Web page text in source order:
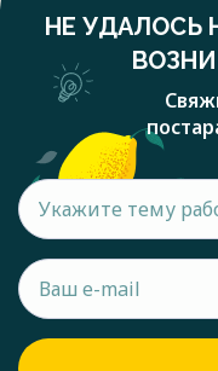
НЕ УДАЛОСЬ